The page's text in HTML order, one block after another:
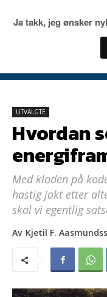
UTVALGTE
Hvordan
Med kloden på
hastig jakt etter
skal vi egentlig
Av Kjetil F.